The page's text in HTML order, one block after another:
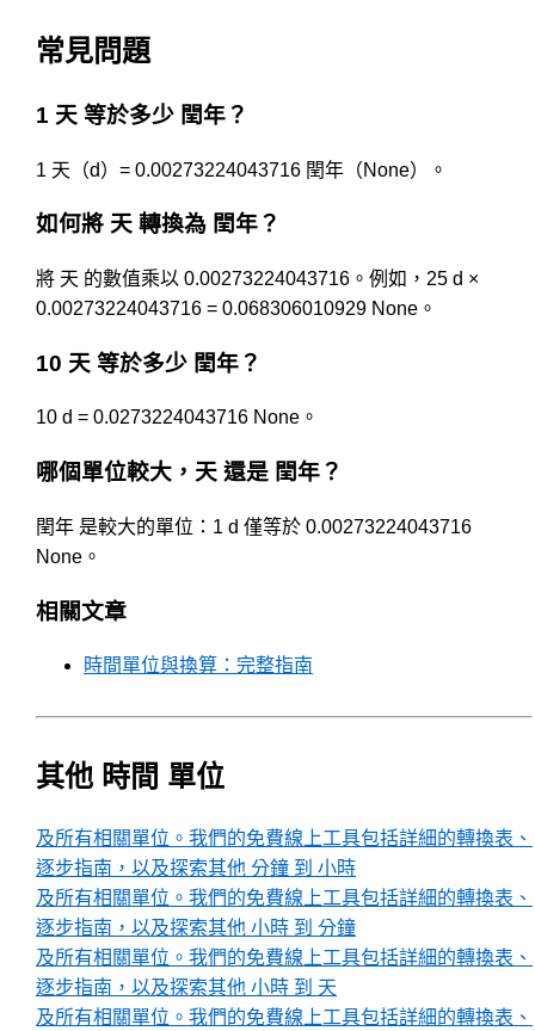
常見問題
1 天 等於多少 閏年？
1 天（d）= 0.00273224043716 閏年（None）。
如何將 天 轉換為 閏年？
將 天 的數值乘以 0.00273224043716。例如，25 d ×
0.00273224043716 = 0.068306010929 None。
10 天 等於多少 閏年？
10 d = 0.0273224043716 None。
哪個單位較大，天 還是 閏年？
閏年 是較大的單位：1 d 僅等於 0.00273224043716
None。
相關文章
時間單位與換算：完整指南
其他 時間 單位
及所有相關單位。我們的免費線上工具包括詳細的轉換表、
逐步指南，以及探索其他 分鐘 到 小時
及所有相關單位。我們的免費線上工具包括詳細的轉換表、
逐步指南，以及探索其他 小時 到 分鐘
及所有相關單位。我們的免費線上工具包括詳細的轉換表、
逐步指南，以及探索其他 小時 到 天
及所有相關單位。我們的免費線上工具包括詳細的轉換表、